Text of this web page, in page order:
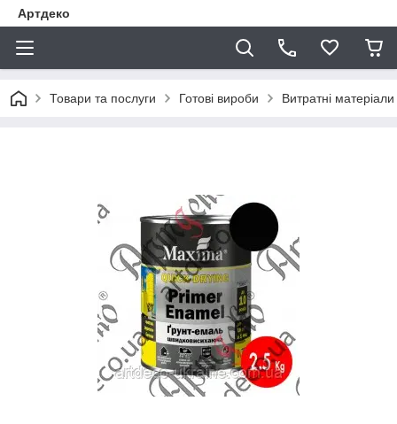
Артдеко
Товари та послуги Готові вироби Витратні матеріали